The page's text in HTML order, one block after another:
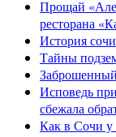
Прощай
ресторана
История
Тайны
Заброшенный
Исповедь
сбежала
Как в Сочи